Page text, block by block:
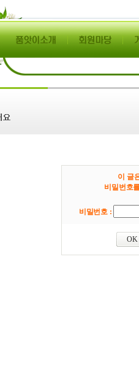
이 글
비밀번호
비밀번호 :